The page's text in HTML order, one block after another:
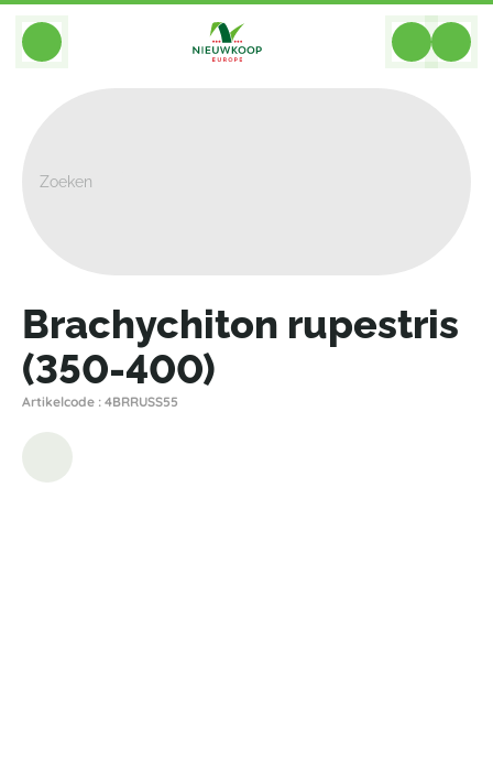
BACK
Brachychiton rupestris
(350-400)
Artikelcode : 4BRRUSS55